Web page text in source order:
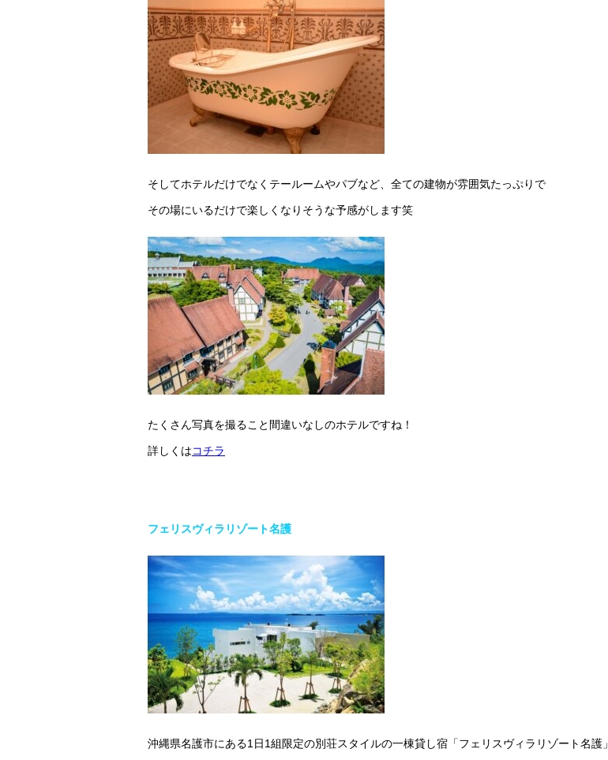
そしてホテルだけでなくテールームやパブなど、全ての建物が雰囲気たっぷりで
その場にいるだけで楽しくなりそうな予感がします笑
たくさん写真を撮ること間違いなしのホテルですね！
詳しくはコチラ
フェリスヴィラリゾート名護
沖縄県名護市にある1日1組限定の別荘スタイルの一棟貸し宿「フェリスヴィラリゾート名護」